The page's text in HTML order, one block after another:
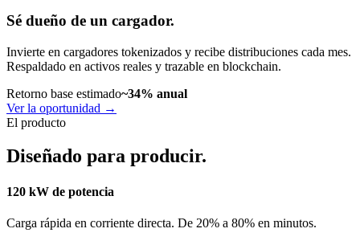
Sé dueño de un cargador.
Invierte en cargadores tokenizados y recibe distribuciones cada mes.
Respaldado en activos reales y trazable en blockchain.
Retorno base estimado~34% anual
Ver la oportunidad →
El producto
Diseñado para producir.
120 kW de potencia
Carga rápida en corriente directa. De 20% a 80% en minutos.